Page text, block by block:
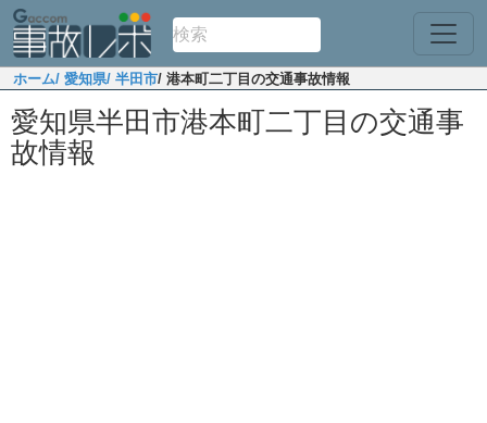
ホーム/ 愛知県/ 半田市/ 港本町二丁目の交通事故情報
愛知県半田市港本町二丁目の交通事
故情報